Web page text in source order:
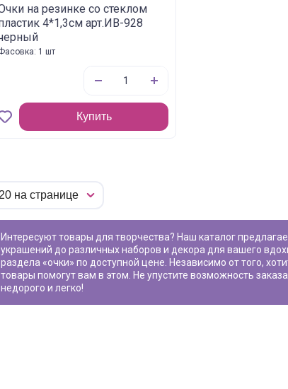
на резинке со стеклом
4*1,3см арт.ИВ-928
1 шт
Купить
Интересуют товары для творчества? Наш каталог предлагает широкий ассортимент - от бусин для создания уникальных
украшений до различных наборов и декора для вашего
раздела «очки» по доступной цене. Независимо от того,
товары помогут вам в этом. Не упустите возможность
недорого и легко!